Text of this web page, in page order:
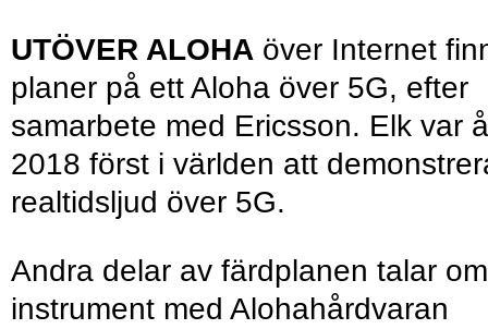
UTÖVER ALOHA över Internet
planer på ett Aloha över 5G, efter
samarbete med Ericsson. Elk var
2018 först i världen att
realtidsljud över 5G.
Andra delar av färdplanen talar om
instrument med Alohahårdvaran